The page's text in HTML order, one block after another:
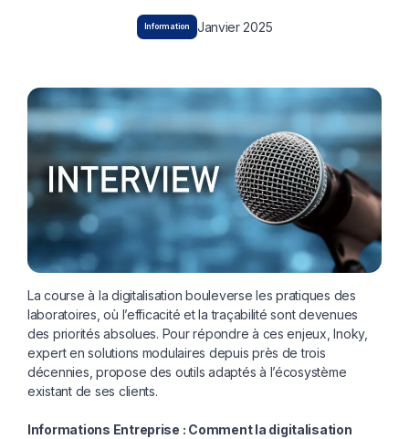
Information Janvier 2025
La course à la digitalisation bouleverse les pratiques des
laboratoires, où l’efficacité et la traçabilité sont devenues
des priorités absolues. Pour répondre à ces enjeux, Inoky,
expert en solutions modulaires depuis près de trois
décennies, propose des outils adaptés à l’écosystème
existant de ses clients.
Informations Entreprise : Commentla digitalisation